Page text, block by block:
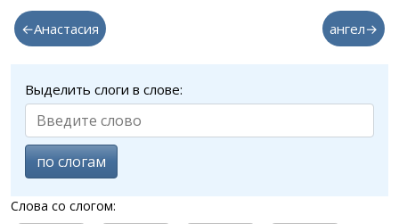
←Анастасия ангел→
Выделить слоги в слове:
по слогам
Слова со слогом: